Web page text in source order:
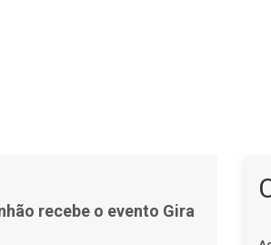
Gira de Ideias
recebe o evento Gira